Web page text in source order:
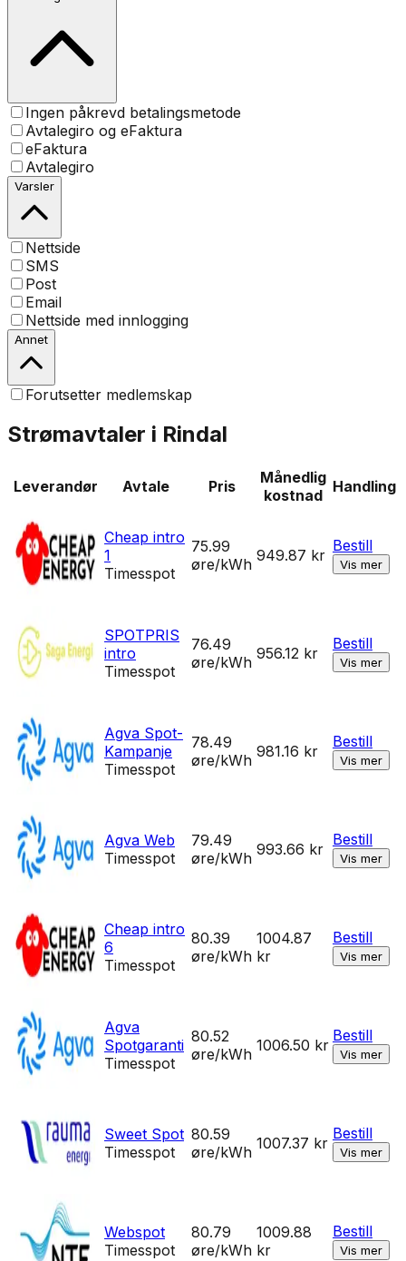
Ingen påkrevd betalingsmetode
Avtalegiro og eFaktura
eFaktura
Avtalegiro
Varsler
Nettside
SMS
Post
Email
Nettside med innlogging
Annet
Forutsetter medlemskap
Strømavtaler i Rindal
Leverandør Avtale Pris
Månedlig
kostnad
Handling
Cheap intro
1
Timesspot
75.99
øre/kWh 949.87 kr
Bestill
Vis mer
SPOTPRIS
intro
Timesspot
76.49
øre/kWh 956.12 kr
Bestill
Vis mer
Agva Spot-
Kampanje
Timesspot
78.49
øre/kWh 981.16 kr
Bestill
Vis mer
Agva Web
Timesspot
79.49
øre/kWh 993.66 kr
Bestill
Vis mer
Cheap intro
6
Timesspot
80.39
øre/kWh
1004.87
kr
Bestill
Vis mer
Agva
Spotgaranti
Timesspot
80.52
øre/kWh 1006.50 kr
Bestill
Vis mer
Sweet Spot
Timesspot
80.59
øre/kWh 1007.37 kr
Bestill
Vis mer
Webspot
Timesspot
80.79
øre/kWh
1009.88
kr
Bestill
Vis mer